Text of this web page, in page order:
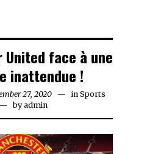
United face à une
inattendue !
27, 2020November
2020
in Sports
byadmin